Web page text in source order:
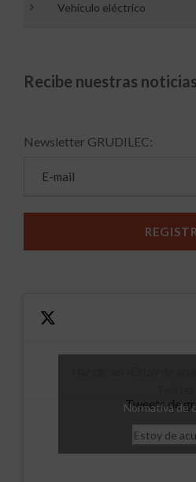
Vehículo eléctrico
Recibe nuestras
Newsletter GRUDILEC:
Tweets de
Normativa de
Estoy de